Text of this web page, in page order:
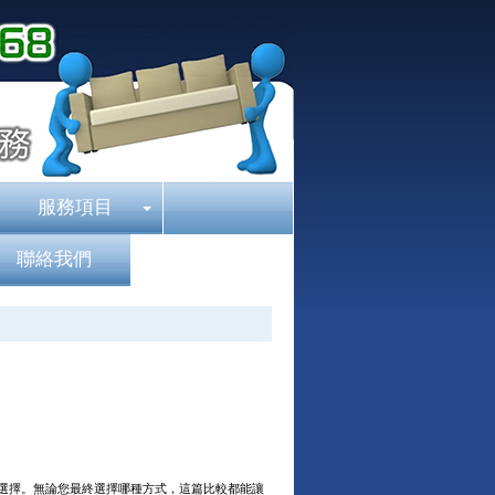
服務項目
聯絡我們
擇。無論您最終選擇哪種方式，這篇比較都能讓